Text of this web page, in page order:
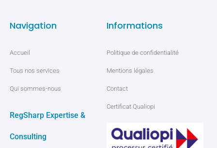
Navigation
Accueil
Tous nos services
Qui sommes-nous
RegSharp Expertise &
Consulting
Informations
Politique de confidentialité
Mentions légales
Contact
Certificat Qualiopi